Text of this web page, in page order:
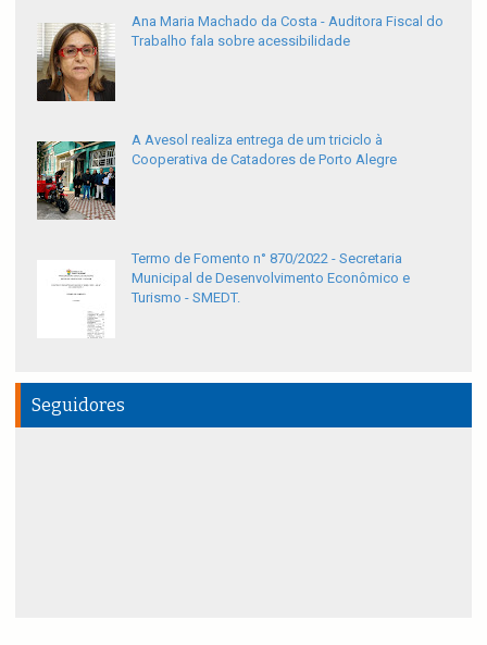
Ana Maria Machado da Costa - Auditora Fiscal do
Trabalho fala sobre acessibilidade
A Avesol realiza entrega de um triciclo à
Cooperativa de Catadores de Porto Alegre
Termo de Fomento n° 870/2022 - Secretaria
Municipal de Desenvolvimento Econômico e
Turismo - SMEDT.
Seguidores